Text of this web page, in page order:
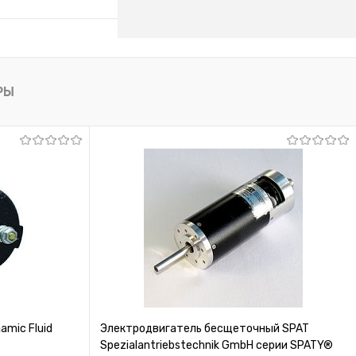
Fluid
Электродвигатель бесщеточный SPAT
Spezialantriebstechnik GmbH серии SPATY®